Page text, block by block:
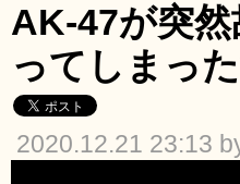
AK-47が突
ってしまっ
2020.12.21 23:13